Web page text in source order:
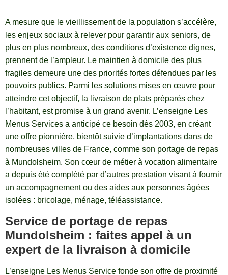
A mesure que le vieillissement de la population s’accélère,
les enjeux sociaux à relever pour garantir aux seniors, de
plus en plus nombreux, des conditions d’existence dignes,
prennent de l’ampleur. Le maintien à domicile des plus
fragiles demeure une des priorités fortes défendues par les
pouvoirs publics. Parmi les solutions mises en œuvre pour
atteindre cet objectif, la livraison de plats préparés chez
l’habitant, est promise à un grand avenir. L’enseigne Les
Menus Services a anticipé ce besoin dès 2003, en créant
une offre pionnière, bientôt suivie d’implantations dans de
nombreuses villes de France, comme son portage de repas
à Mundolsheim. Son cœur de métier à vocation alimentaire
a depuis été complété par d’autres prestation visant à fournir
un accompagnement ou des aides aux personnes âgées
isolées : bricolage, ménage, téléassistance.
Service de portage de repas
Mundolsheim : faites appel à un
expert de la livraison à domicile
L’enseigne Les Menus Service fonde son offre de proximité